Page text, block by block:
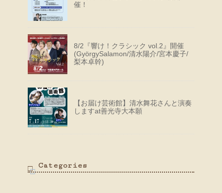
催！
8/2『響け！クラシック vol.2』開催
(GyörgySalamon/清水陽介/宮本慶子/
梨本卓幹)
【お届け芸術館】清水舞花さんと演奏
しますat善光寺大本願
Categories